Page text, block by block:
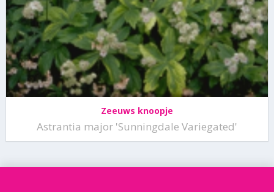
Zeeuws knoopje
Astrantia major 'Sunningdale Variegated'